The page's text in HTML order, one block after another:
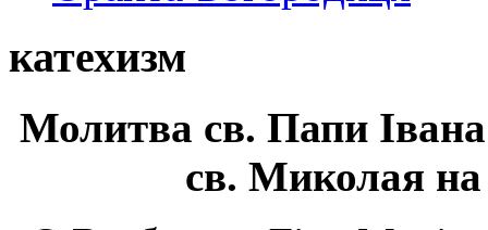
катехизм
Молитва св. Папи
св. Миколая на